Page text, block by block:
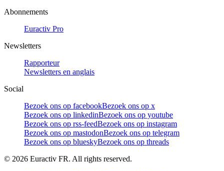
Abonnements
Euractiv Pro
Newsletters
Rapporteur
Newsletters en anglais
Social
Bezoek ons op facebookBezoek ons op x
Bezoek ons op linkedinBezoek ons op youtube
Bezoek ons op rss-feedBezoek ons op instagram
Bezoek ons op mastodonBezoek ons op telegram
Bezoek ons op blueskyBezoek ons op threads
© 2026 Euractiv FR. All rights reserved.